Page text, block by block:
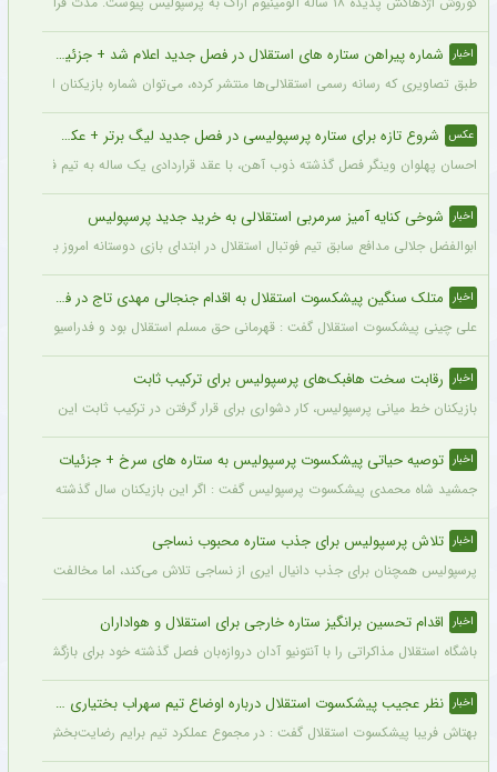
اخبار شماره پیراهن ستاره های استقلال در فصل جدید اعلام شد + جزئیات
طبق تصاویری که رسانه رسمی استقلالی‌ها منتشر کرده، می‌توان شماره بازیکنان این
عکس شروع تازه برای ستاره پرسپولیسی در فصل جدید لیگ برتر + عکس
احسان پهلوان وینگر فصل گذشته ذوب آهن، با عقد قراردادی یک ساله به تیم فجر
اخبار شوخی کنایه آمیز سرمربی استقلالی به خرید جدید پرسپولیس
ابوالفضل جلالی مدافع سابق تیم فوتبال استقلال در ابتدای بازی دوستانه امروز با
اخبار متلک سنگین پیشکسوت استقلال به اقدام جنجالی مهدی تاج در فدراسیون فوتبال
علی چینی پیشکسوت استقلال گفت : قهرمانی حق مسلم استقلال بود و فدراسیون باید آن
اخبار رقابت سخت هافبک‌های پرسپولیس برای ترکیب ثابت
بازیکنان خط میانی پرسپولیس، کار دشواری برای قرار گرفتن در ترکیب ثابت این تیم
اخبار توصیه حیاتی پیشکسوت پرسپولیس به ستاره های سرخ + جزئیات
جمشید شاه محمدی پیشکسوت پرسپولیس گفت : اگر این بازیکنان سال گذشته و سال‌های
اخبار تلاش پرسپولیس برای جذب ستاره محبوب نساجی
پرسپولیس همچنان برای جذب دانیال ایری از نساجی تلاش می‌کند، اما مخالفت
اخبار اقدام تحسین برانگیز ستاره خارجی برای استقلال و هواداران
باشگاه استقلال مذاکراتی را با آنتونیو آدان دروازه‌بان فصل گذشته خود برای بازگشت یه
اخبار نظر عجیب پیشکسوت استقلال درباره اوضاع تیم سهراب بختیاری زاده + جزئیات
بهتاش فریبا پیشکسوت استقلال گفت : در مجموع عملکرد تیم برایم رضایت‌بخش بود.